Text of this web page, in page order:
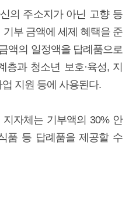
의 주소지가 아닌 고향 등
부 금액에 세제 혜택을 준
액의 일정액을 답례품으로
층과 청소년 보호·육성, 지
지원 등에 사용된다.
자체는 기부액의 30% 안
품 등 답례품을 제공할 수